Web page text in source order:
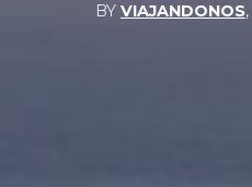
BY VIAJANDONOS,